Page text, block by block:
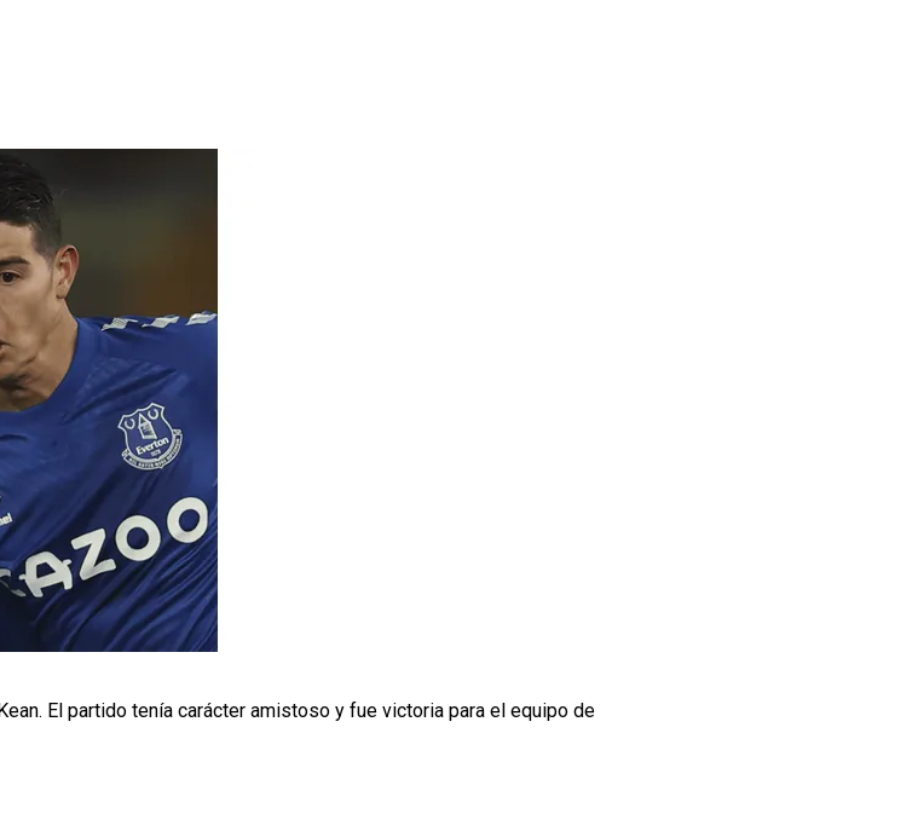
El partido tenía carácter amistoso y fue victoria para el equipo de